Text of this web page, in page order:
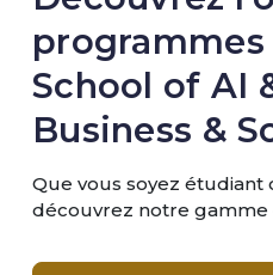
programmes
School of AI
Business &
Que vous soyez étudiant
découvrez notre gamme